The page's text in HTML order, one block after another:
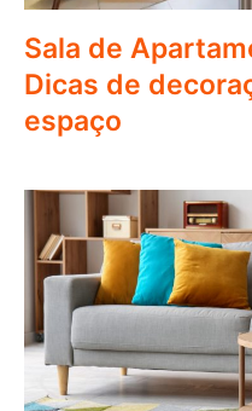
Sala de
Dicas de
espaço